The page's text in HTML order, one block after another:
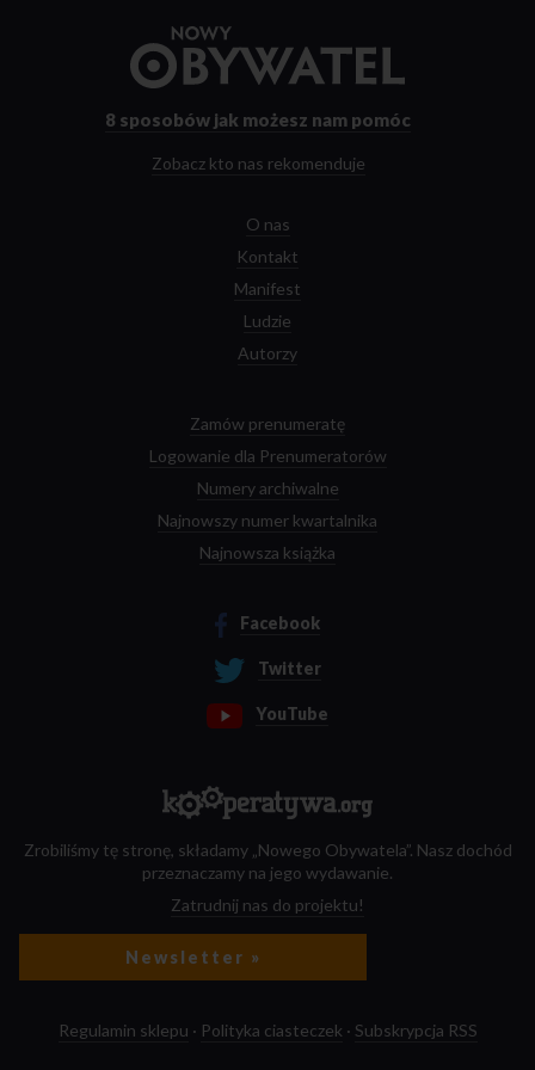
strony
8 sposobów jak możesz nam pomóc
Zobacz kto nas rekomenduje
O nas
Kontakt
Manifest
Ludzie
Autorzy
Zamów prenumeratę
Logowanie dla Prenumeratorów
Numery archiwalne
Najnowszy numer kwartalnika
Najnowsza książka
Facebook
Twitter
YouTube
Zrobiliśmy tę stronę, składamy „Nowego Obywatela”. Nasz dochód
przeznaczamy na jego wydawanie.
Zatrudnij nas do projektu!
Newsletter »
Regulamin sklepu · Polityka ciasteczek · Subskrypcja RSS